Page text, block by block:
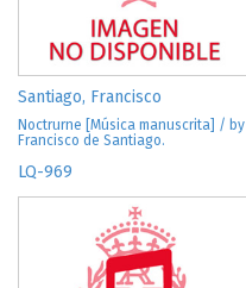
Santiago, Francisco
Noctrurne [Música manuscrita] / by
Francisco de Santiago.
LQ-969